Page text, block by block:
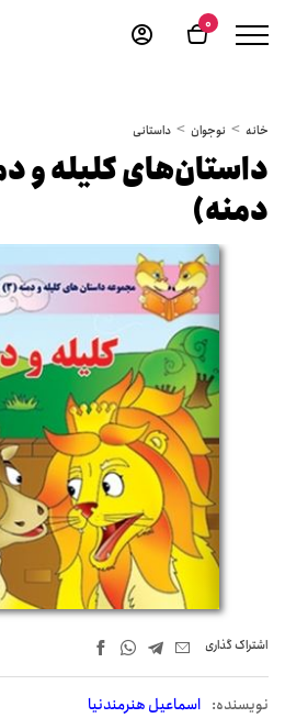
0
خانه نوجوان داستانی
دمنه)
اشتراک‌ گذاری
نويسنده: اسماعیل هنرمندنیا